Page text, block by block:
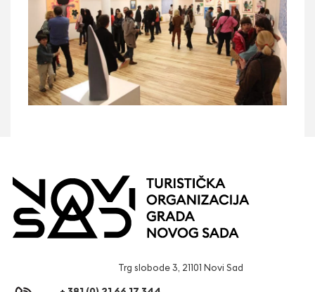
Trg slobode 3, 21101 Novi Sad